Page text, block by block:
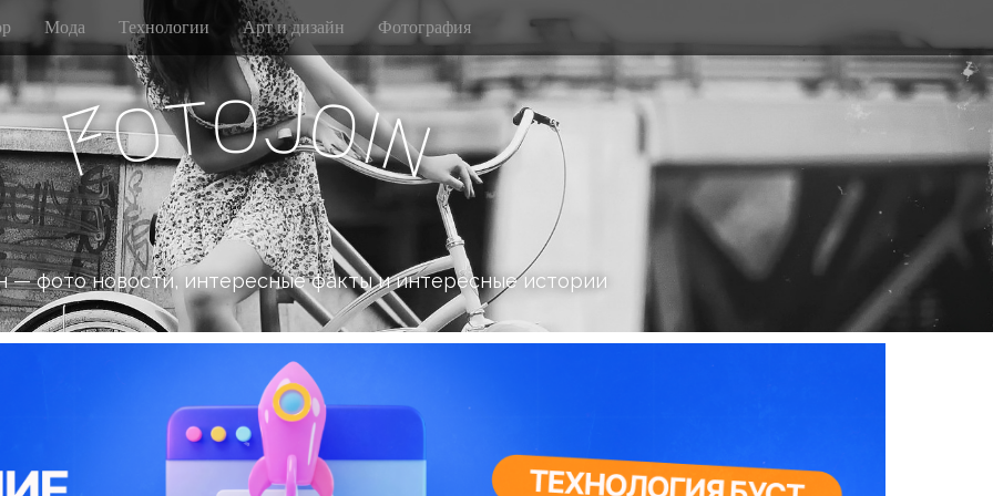
Мода Технологии Арт и дизайн Фотография
FotoJoi
n
— фото новости, интересные факты и интересные истории